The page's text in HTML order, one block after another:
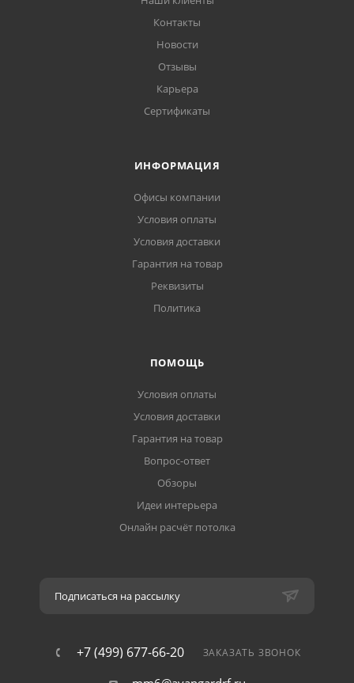
Контакты
Новости
Отзывы
Карьера
Сертификаты
ИНФОРМАЦИЯ
Офисы компании
Условия оплаты
Условия доставки
Гарантия на товар
Реквизиты
Политика
ПОМОЩЬ
Условия оплаты
Условия доставки
Гарантия на товар
Вопрос-ответ
Обзоры
Идеи интерьера
Онлайн расчёт потолка
Подписаться на рассылку
+7 (499) 677-66-20 ЗАКАЗАТЬ ЗВОНОК